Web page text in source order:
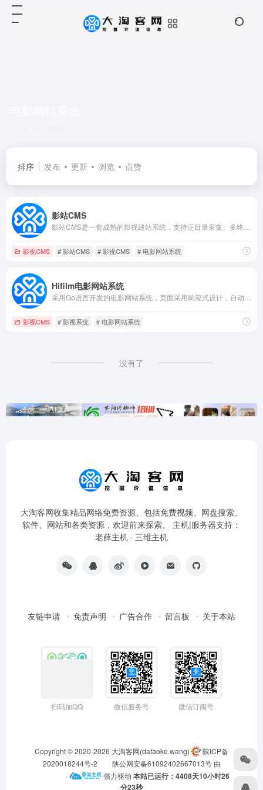
排序 发布 更新 浏览 点赞
影站CMS
影视CMS # 影站CMS # 影视CMS # 电影网站系统
Hifilm电影网站系统
影视CMS # 影视系统 # 电影网站系统
没有了
大淘客网收集精品网络免费资源、包括免费视频、网盘搜索、
软件、网站和各类资源，欢迎前来探索。 主机|服务器支持：
老薛主机 · 三维主机
友链申请 免责声明 广告合作 留言板 关于本站
扫码加QQ 微信服务号 微信订阅号
Copyright © 2020-2026 大淘客网(dataoke.wang)
陕ICP备
2020018244号-2
陕公网安备61092402667013号由
·
强力驱动 本站已运行：4408天10小时26
分23秒